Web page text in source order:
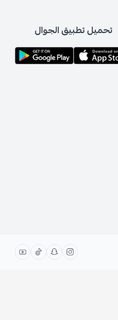
تحميل تطبيق الجوال